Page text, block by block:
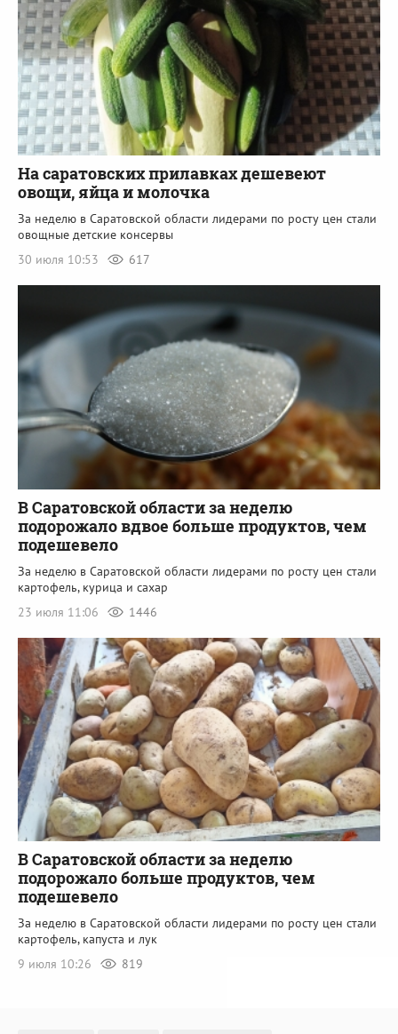
На саратовских прилавках дешевеют
овощи, яйца и молочка
За неделю в Саратовской области лидерами по росту цен стали
овощные детские консервы
30 июля 10:53
617
В Саратовской области за неделю
подорожало вдвое больше продуктов, чем
подешевело
За неделю в Саратовской области лидерами по росту цен стали
картофель, курица и сахар
23 июля 11:06
1446
В Саратовской области за неделю
подорожало больше продуктов, чем
подешевело
За неделю в Саратовской области лидерами по росту цен стали
картофель, капуста и лук
9 июля 10:26
819